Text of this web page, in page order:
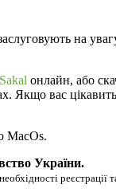
на
онлайн, або
Якщо вас
MacOs.
України.